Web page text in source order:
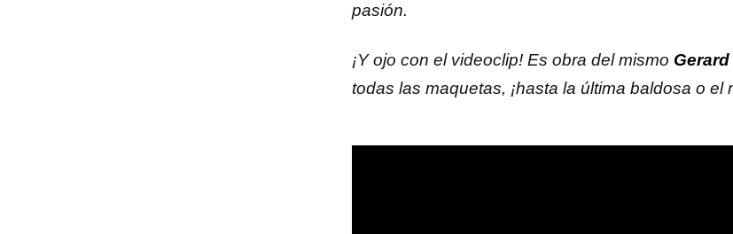
pasión.
¡Y ojo con el videoclip! Es obra del mismo
todas las maquetas, ¡hasta la última baldosa o el